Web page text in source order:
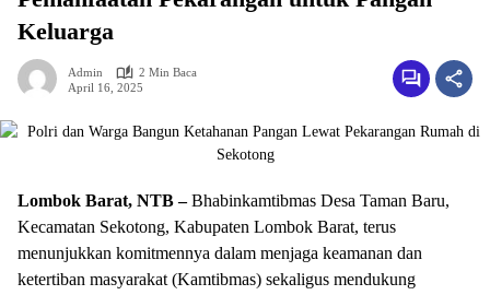
Keluarga
Admin
2 Min Baca
April 16, 2025
Lombok Barat, NTB –Bhabinkamtibmas Desa Taman Baru,
Kecamatan Sekotong, Kabupaten Lombok Barat, terus
menunjukkan komitmennya dalam menjaga keamanan dan
ketertiban masyarakat (Kamtibmas) sekaligus mendukung